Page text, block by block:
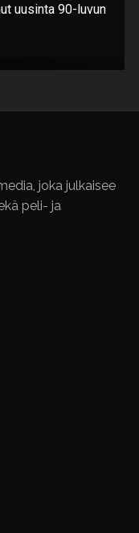
uusinta 90-luvun
joka julkaisee
peli- ja